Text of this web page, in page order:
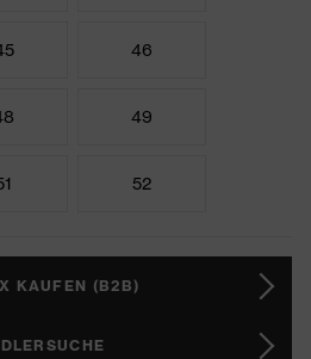
46
49
52
KAUFEN (B2B)